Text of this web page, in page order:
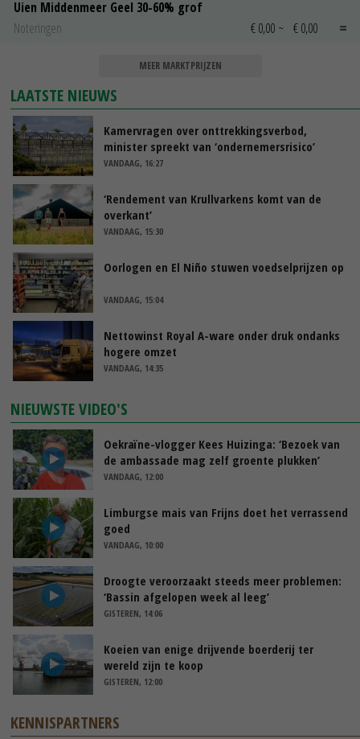
Uien Middenmeer Geel 30-60% grof
Noteringen
€ 0,00 ~ € 0,00
MEER MARKTPRIJZEN
LAATSTE NIEUWS
Kamervragen over onttrekkingsverbod,
minister spreekt van ‘ondernemersrisico’
VANDAAG, 16:27
‘Rendement van Krullvarkens komt van de
overkant’
VANDAAG, 15:30
Oorlogen en El Niño stuwen voedselprijzen op
VANDAAG, 15:04
Nettowinst Royal A-ware onder druk ondanks
hogere omzet
VANDAAG, 14:35
NIEUWSTE VIDEO'S
Oekraïne-vlogger Kees Huizinga: ‘Bezoek van
de ambassade mag zelf groente plukken’
VANDAAG, 12:00
Limburgse mais van Frijns doet het verrassend
goed
VANDAAG, 10:00
Droogte veroorzaakt steeds meer problemen:
‘Bassin afgelopen week al leeg’
GISTEREN, 14:06
Koeien van enige drijvende boerderij ter
wereld zijn te koop
GISTEREN, 12:00
KENNISPARTNERS